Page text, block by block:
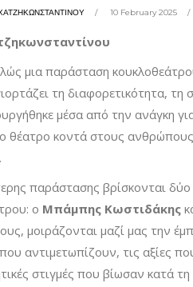
10 February 2025
μια παράσταση
τη διαφορετικότητα, τη
μέσα από την ανάγκη
θέατρο κοντά στους
παράστασης βρίσκονται
ο Μπάμπης Κωστιδάκης
μοιράζονται μαζί μας την
που αντιμετωπίζουν, τις αξίες
στιγμές που βίωσαν κατά